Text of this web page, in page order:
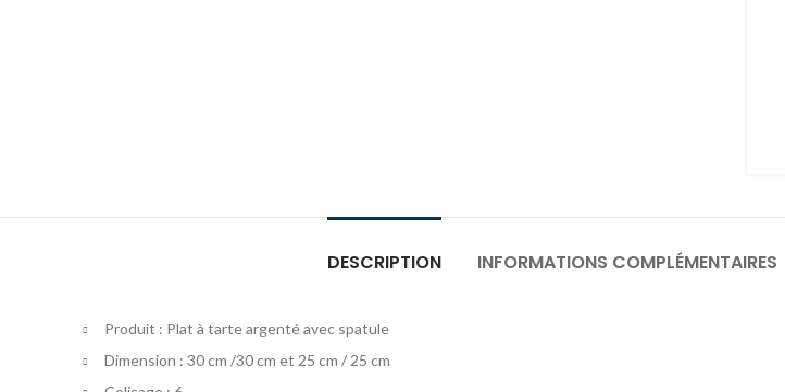
DESCRIPTION INFORMATIONS COMPLÉMENTAIRES
Produit : Plat à tarte argenté avec spatule
Dimension : 30 cm /30 cm et 25 cm / 25 cm